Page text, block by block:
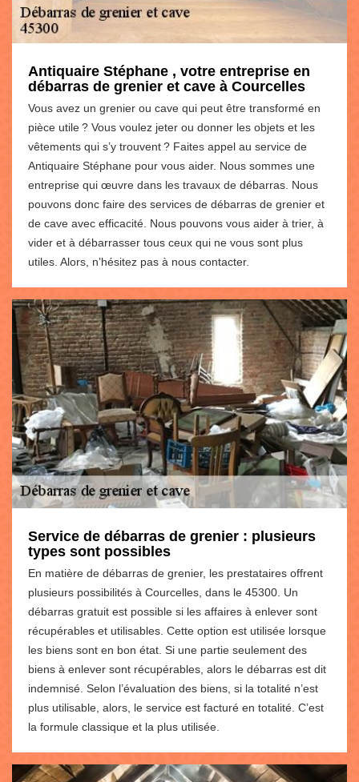
Antiquaire Stéphane , votre entreprise en
débarras de grenier et cave à Courcelles
Vous avez un grenier ou cave qui peut être transformé en
pièce utile ? Vous voulez jeter ou donner les objets et les
vêtements qui s’y trouvent ? Faites appel au service de
Antiquaire Stéphane pour vous aider. Nous sommes une
entreprise qui œuvre dans les travaux de débarras. Nous
pouvons donc faire des services de débarras de grenier et
de cave avec efficacité. Nous pouvons vous aider à trier, à
vider et à débarrasser tous ceux qui ne vous sont plus
utiles. Alors, n’hésitez pas à nous contacter.
Service de débarras de grenier : plusieurs
types sont possibles
En matière de débarras de grenier, les prestataires offrent
plusieurs possibilités à Courcelles, dans le 45300. Un
débarras gratuit est possible si les affaires à enlever sont
récupérables et utilisables. Cette option est utilisée lorsque
les biens sont en bon état. Si une partie seulement des
biens à enlever sont récupérables, alors le débarras est dit
indemnisé. Selon l’évaluation des biens, si la totalité n’est
plus utilisable, alors, le service est facturé en totalité. C’est
la formule classique et la plus utilisée.